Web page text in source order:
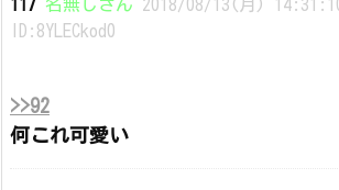
117 名無しさん 2018/08/13(月)
ID:8YLECkod0
>>92
何これ可愛い